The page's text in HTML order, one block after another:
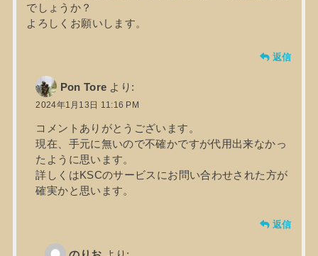
でしょうか？
よろしくお願いします。
返信
Pon Tore より:
2024年1月13日 11:16 PM
コメントありがとうございます。
現在、手元に無いので不確かですが代用出来なかっ
たように思います。
詳しくはKSCのサービスにお問い合わせされた方が
確実かと思います。
返信